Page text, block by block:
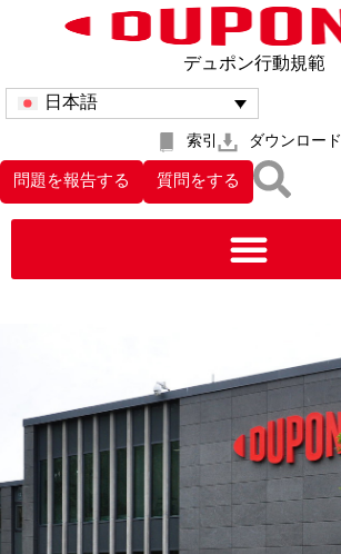
デュポン行動規範
日本語
索引 ダウンロード
問題を報告する 質問をする